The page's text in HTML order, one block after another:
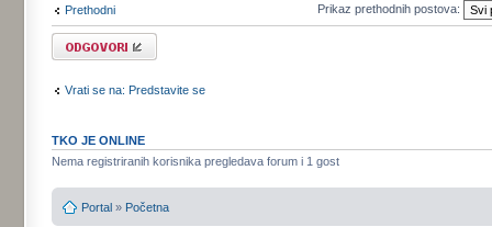
Prethodni Prikaz prethodnih postova:
Odgovori
Vrati se na: Predstavite se
TKO JE ONLINE
Nema registriranih korisnika pregledava forum i 1 gost
Portal » Početna